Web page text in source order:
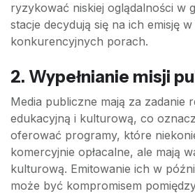
ryzykować niskiej oglądalności w
stacje decydują się na ich emisję w
konkurencyjnych porach.
2. Wypełnianie misji
Media publiczne mają za zadanie
edukacyjną i kulturową, co
oferować programy, które
komercyjnie opłacalne, ale mają
kulturową. Emitowanie ich w
może być kompromisem